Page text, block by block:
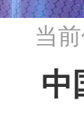
当前
中